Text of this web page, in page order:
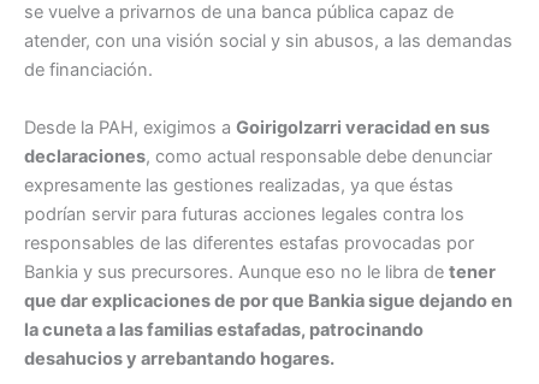
se vuelve a privarnos de una banca pública capaz de
atender, con una visión social y sin abusos, a las demandas
de financiación.
Desde la PAH, exigimos a Goirigolzarri veracidad en sus
declaraciones, como actual responsable debe denunciar
expresamente las gestiones realizadas, ya que éstas
podrían servir para futuras acciones legales contra los
responsables de las diferentes estafas provocadas por
Bankia y sus precursores. Aunque eso no le libra de tener
que dar explicaciones de por que Bankia sigue dejando en
la cuneta a las familias estafadas, patrocinando
desahucios y arrebantando hogares.